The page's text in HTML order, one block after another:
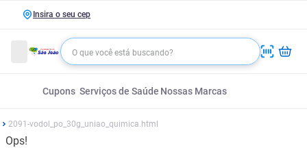
Insira o seu cep
Cupons Serviços de Saúde Nossas Marcas
2091-vodol_po_30g_uniao_quimica.html
Ops!